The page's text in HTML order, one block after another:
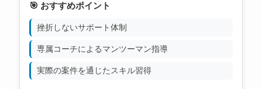
🎯 おすすめポイント
挫折しないサポート体制
専属コーチによるマンツーマン指導
実際の案件を通じたスキル習得